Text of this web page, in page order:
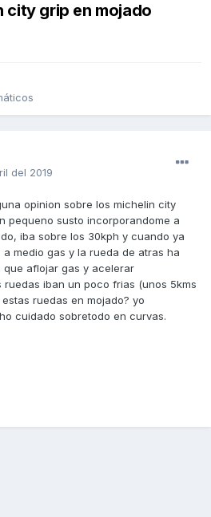
city grip en mojado
del 2019
opinion sobre los michelin city
pequeno susto incorporandome a
iba sobre los 30kph y cuando ya
medio gas y la rueda de atras ha
aflojar gas y acelerar
ruedas iban un poco frias (unos 5kms
ruedas en mojado? yo
cuidado sobretodo en curvas.